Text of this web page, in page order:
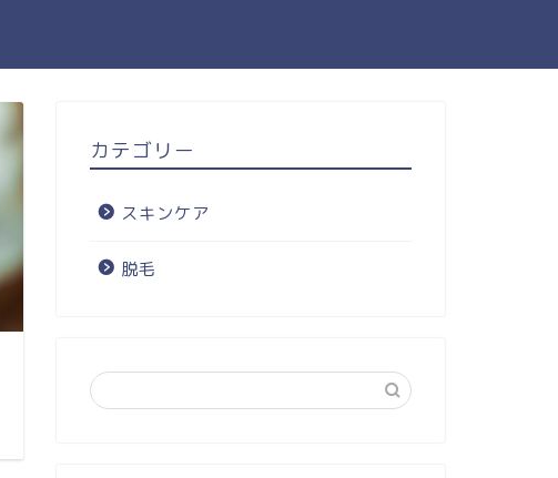
カテゴリー
スキンケア
脱毛